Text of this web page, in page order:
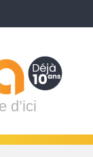
d’ici